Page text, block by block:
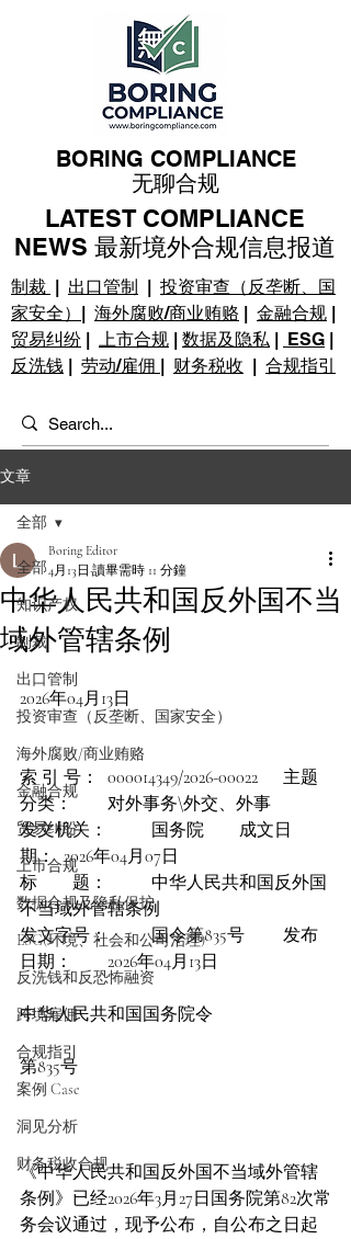
制裁 | 出口管制 | 投资审查（反垄断、国
家安全） | 海外腐败/商业贿赂 | 金融合规 |
贸易纠纷 | 上市合规 | 数据及隐私 | ESG |
反洗钱 | 劳动/雇佣 | 财务税收 | 合规指引
BORING COMPLIANCE
无聊合规
LATEST COMPLIANCE
NEWS 最新境外合规信息报道
文章
全部
知识产权
制裁
出口管制
投资审查（反垄断、国家安全）
海外腐败/商业贿赂
金融合规
贸易纠纷
上市合规
数据合规及隐私保护
ESG(环境、社会和公司治理)
反洗钱和反恐怖融资
跨境雇佣
合规指引
案例 Case
洞见分析
财务税收合规
全部
中华人民共和国反外国不当
域外管辖条例
Boring Editor
4月13日 讀畢需時 11 分鐘
2026年04月13日
索 引 号：	000014349/2026-00022	主题
分类：	对外事务\外交、外事
发文机关：	国务院	成文日
期：	2026年04月07日
标　　题：	中华人民共和国反外国
不当域外管辖条例
发文字号：	国令第835号	发布
日期：	2026年04月13日
中华人民共和国国务院令
第835号
《中华人民共和国反外国不当域外管辖
条例》已经2026年3月27日国务院第82次常
务会议通过，现予公布，自公布之日起